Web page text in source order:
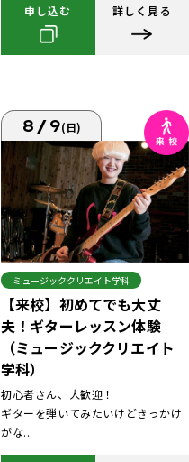
申し込む 詳しく見る
8/9(日)
ミュージッククリエイト学科
【来校】初めてでも大丈
夫！ギターレッスン体験
（ミュージッククリエイト
学科）
初心者さん、大歓迎！
ギターを弾いてみたいけどきっかけ
がな...